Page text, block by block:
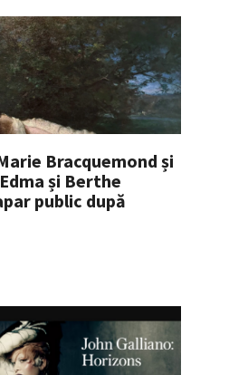
Bracquemond și
și Berthe
public după